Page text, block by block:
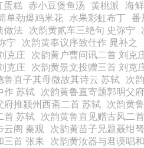
蛋糕
赤小豆煲鱼汤 黄桃派
海
单劲爆鸡米花 水果彩虹布丁
番
做法
次韵黄贰车三绝句 史弥宁
宁
次韵黄奉议序致仕作 晁补之
克庄
次韵黄户曹问讯二首 刘克
克庄
次韵黄景文投赠三首 刘克
鲁直子其母微故其诗云 苏轼
次
作 苏轼
次韵黄鲁直寄题郭明父
府推颍州西斋二首 苏轼
次韵黄
首 苏轼
次韵黄鲁直见赠古风二
云阁 秦观
次韵黄苗子兄题聂绀
三首 张耒
次韵黄汝器与君谟唱